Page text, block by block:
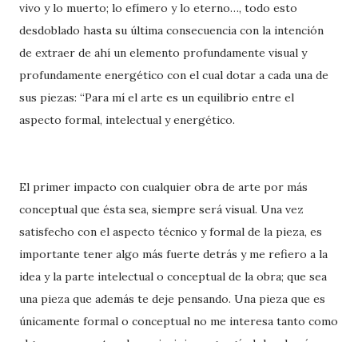
vivo y lo muerto; lo efímero y lo eterno…, todo esto
desdoblado hasta su última consecuencia con la intención
de extraer de ahí un elemento profundamente visual y
profundamente energético con el cual dotar a cada una de
sus piezas: “Para mí el arte es un equilibrio entre el
aspecto formal, intelectual y energético.
El primer impacto con cualquier obra de arte por más
conceptual que ésta sea, siempre será visual. Una vez
satisfecho con el aspecto técnico y formal de la pieza, es
importante tener algo más fuerte detrás y me refiero a la
idea y la parte intelectual o conceptual de la obra; que sea
una pieza que además te deje pensando. Una pieza que es
únicamente formal o conceptual no me interesa tanto como